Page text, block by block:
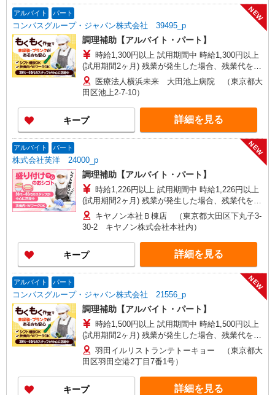
アルバイト パート
コンパスグループ・ジャパン株式会社 39495_p
NEW
調理補助【アルバイト・パート】
時給1,300円以上 試用期間中 時給1,300円以上
(試用期間2ヶ月) 残業が発生した場合、残業代を1
分単位で別途支給します。
医療法人横浜未来 大田池上病院 （東京都大
田区池上2-7-10）
キープ 詳細を見る
アルバイト パート
株式会社芙洋 24000_p
NEW
調理補助【アルバイト・パート】
時給1,226円以上 試用期間中 時給1,226円以上
(試用期間2ヶ月) 残業が発生した場合、残業代を1
分単位で別途支給します。
キヤノン本社Ｂ棟店 （東京都大田区下丸子3-
30-2 キヤノン株式会社本社内）
キープ 詳細を見る
アルバイト パート
コンパスグループ・ジャパン株式会社 21556_p
NEW
調理補助【アルバイト・パート】
時給1,500円以上 試用期間中 時給1,500円以上
(試用期間2ヶ月) 残業が発生した場合、残業代を1
分単位で別途支給します。
羽田イルリストランテトーキョー （東京都大
田区羽田空港2丁目7番1号）
キープ 詳細を見る